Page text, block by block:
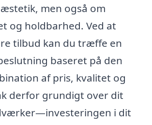
men også om
og holdbarhed. Ved at
tilbud kan du træffe en
baseret på den
af pris, kvalitet og
derfor grundigt over dit
i dit